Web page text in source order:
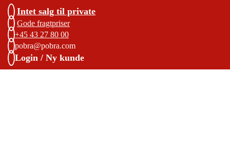
Intet salg til private
Gode fragtpriser
+45 43 27 80 00
pobra@pobra.com
Login / Ny kunde